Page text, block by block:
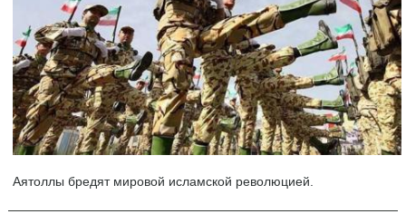
Аятоллы бредят мировой исламской революцией.